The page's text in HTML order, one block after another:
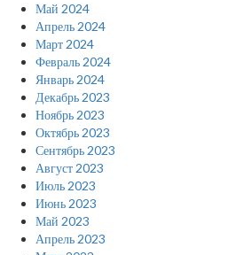
Май 2024
Апрель 2024
Март 2024
Февраль 2024
Январь 2024
Декабрь 2023
Ноябрь 2023
Октябрь 2023
Сентябрь 2023
Август 2023
Июль 2023
Июнь 2023
Май 2023
Апрель 2023